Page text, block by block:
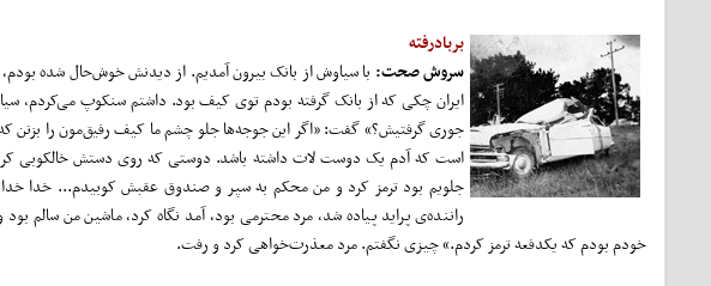
بربادرفته
سروش صحت: با سیاوش از بانک بیرون آمدیم. از دیدنش خوش‌حال شده
ایران چکی که از بانک گرفته بودم توی کیف بود. داشتم سنکوپ می‌کردم،
جوری گرفتیش؟» گفت: «اگر این جوجه‌ها جلو چشم ما کیف رفیق‌مون را بزنن
است که آدم یک دوست لات داشته باشد. دوستی که روی دستش خالکوبی کرده
جلویم بود ترمز کرد و من محکم به سپر و صندوق عقبش کوبیدم... خدا
راننده‌ی پراید پیاده شد، مرد محترمی بود، آمد نگاه کرد، ماشین من
خودم بودم که یکدفعه ترمز کردم.» چیزی نگفتم. مرد معذرت‌خواهی کرد و رفت.